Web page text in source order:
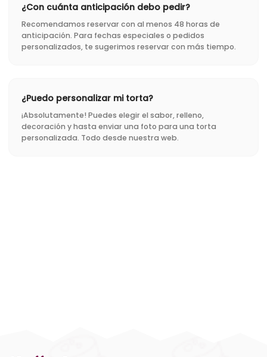
¿Con cuánta anticipación debo pedir?
Recomendamos reservar con al menos 48 horas de
anticipación. Para fechas especiales o pedidos
personalizados, te sugerimos reservar con más tiempo.
¿Puedo personalizar mi torta?
¡Absolutamente! Puedes elegir el sabor, relleno,
decoración y hasta enviar una foto para una torta
personalizada. Todo desde nuestra web.